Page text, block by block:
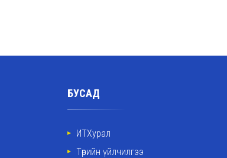
БУСАД
ИТХурал
Төрийн үйлчилгээ